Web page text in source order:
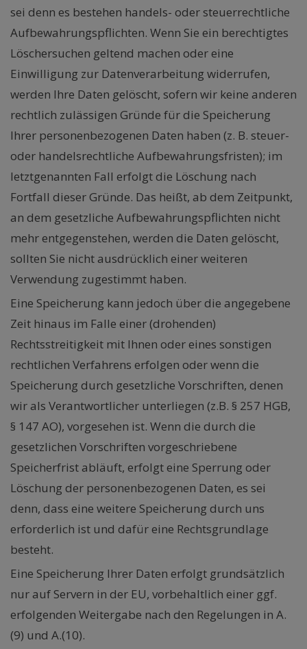
sei denn es bestehen handels- oder steuerrechtliche
Aufbewahrungspflichten. Wenn Sie ein berechtigtes
Löschersuchen geltend machen oder eine
Einwilligung zur Datenverarbeitung widerrufen,
werden Ihre Daten gelöscht, sofern wir keine anderen
rechtlich zulässigen Gründe für die Speicherung
Ihrer personenbezogenen Daten haben (z. B. steuer-
oder handelsrechtliche Aufbewahrungsfristen); im
letztgenannten Fall erfolgt die Löschung nach
Fortfall dieser Gründe. Das heißt, ab dem Zeitpunkt,
an dem gesetzliche Aufbewahrungspflichten nicht
mehr entgegenstehen, werden die Daten gelöscht,
sollten Sie nicht ausdrücklich einer weiteren
Verwendung zugestimmt haben.
Eine Speicherung kann jedoch über die angegebene
Zeit hinaus im Falle einer (drohenden)
Rechtsstreitigkeit mit Ihnen oder eines sonstigen
rechtlichen Verfahrens erfolgen oder wenn die
Speicherung durch gesetzliche Vorschriften, denen
wir als Verantwortlicher unterliegen (z.B. § 257 HGB,
§ 147 AO), vorgesehen ist. Wenn die durch die
gesetzlichen Vorschriften vorgeschriebene
Speicherfrist abläuft, erfolgt eine Sperrung oder
Löschung der personenbezogenen Daten, es sei
denn, dass eine weitere Speicherung durch uns
erforderlich ist und dafür eine Rechtsgrundlage
besteht.
Eine Speicherung Ihrer Daten erfolgt grundsätzlich
nur auf Servern in der EU, vorbehaltlich einer ggf.
erfolgenden Weitergabe nach den Regelungen in A.
(9) und A.(10).